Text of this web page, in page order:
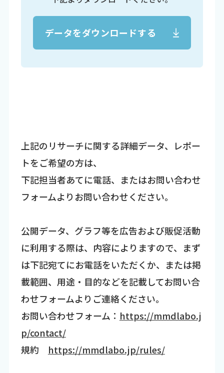
データをダウンロードする
上記のリサーチに関する詳細データ、レポー
トをご希望の方は、
下記担当者あてに電話、またはお問い合わせ
フォームよりお問い合わせください。
公開データ、グラフ等を広告および販促活動
に利用する際は、内容によりますので、まず
は下記宛てにお電話をいただくか、または掲
載範囲、用途・目的などを記載してお問い合
わせフォームよりご連絡ください。
お問い合わせフォーム： https://mmdlabo.j
p/contact/
規約 https://mmdlabo.jp/rules/